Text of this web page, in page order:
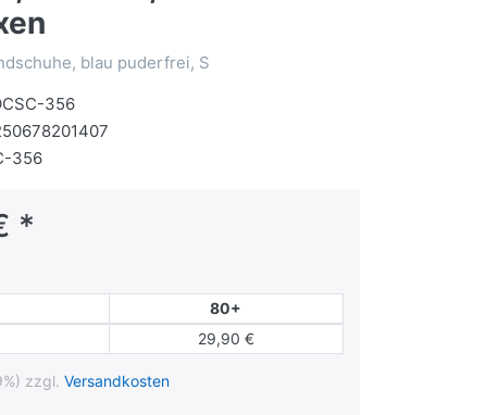
blau puderfrei, S
356
356
*
80+
29,90 €
zzgl. Versandkosten